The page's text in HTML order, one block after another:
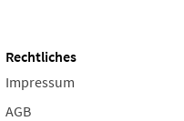
Rechtliches
Impressum
AGB